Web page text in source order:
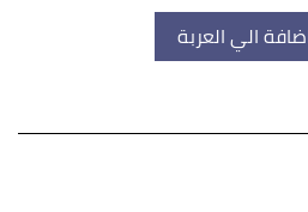
الي العربة